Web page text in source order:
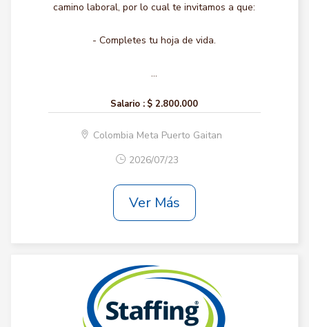
camino laboral, por lo cual te invitamos a que:
- Completes tu hoja de vida.
...
Salario : $ 2.800.000
Colombia Meta Puerto Gaitan
2026/07/23
Ver Más